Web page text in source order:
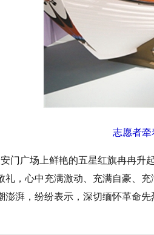
志愿者牵
广场上鲜艳的五星红旗冉冉升
礼，心中充满激动、充满自豪、
澎湃，纷纷表示，深切缅怀革命